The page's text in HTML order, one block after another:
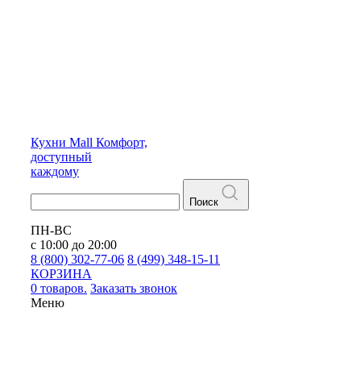
Кухни Mall Комфорт,
доступный
каждому
Поиск
ПН-ВС
с 10:00 до 20:00
8 (800) 302-77-06 8 (499) 348-15-11
КОРЗИНА
0 товаров. Заказать звонок
Меню